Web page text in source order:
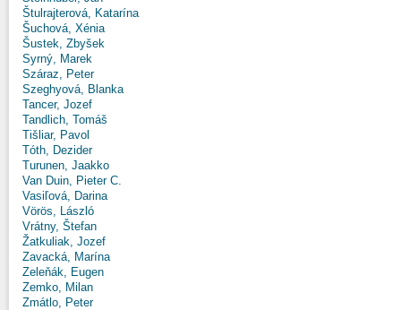
Štulrajterová, Katarína
Šuchová, Xénia
Šustek, Zbyšek
Syrný, Marek
Száraz, Peter
Szeghyová, Blanka
Tancer, Jozef
Tandlich, Tomáš
Tišliar, Pavol
Tóth, Dezider
Turunen, Jaakko
Van Duin, Pieter C.
Vasiľová, Darina
Vörös, László
Vrátny, Štefan
Žatkuliak, Jozef
Zavacká, Marína
Zeleňák, Eugen
Zemko, Milan
Zmátlo, Peter